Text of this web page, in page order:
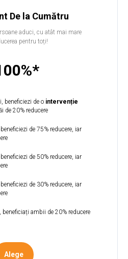
De la Cumătru
aduci, cu atât mai mare
pentru toți!
beneficiezi de o intervenție
de 20% reducere
de 75% reducere, iar
de 50% reducere, iar
de 30% reducere, iar
ambii de 20% reducere
Alege